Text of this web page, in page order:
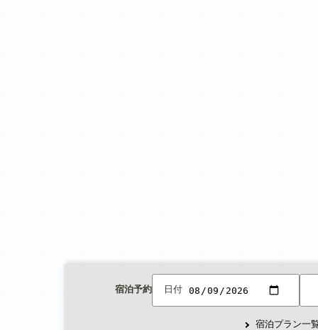
宿泊予約 日付
宿泊プラン一